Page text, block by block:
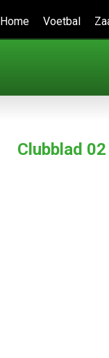
Home Voetbal
Clubblad 02